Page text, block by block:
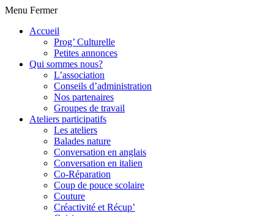
Menu Fermer
Accueil
Prog’ Culturelle
Petites annonces
Qui sommes nous?
L’association
Conseils d’administration
Nos partenaires
Groupes de travail
Ateliers participatifs
Les ateliers
Balades nature
Conversation en anglais
Conversation en italien
Co-Réparation
Coup de pouce scolaire
Couture
Créactivité et Récup’